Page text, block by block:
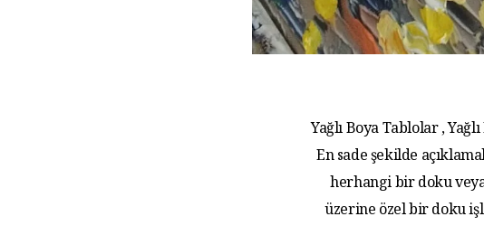
Yağlı Boya Tablolar ,
En sade şekilde
herhangi bir doku
üzerine özel bir doku